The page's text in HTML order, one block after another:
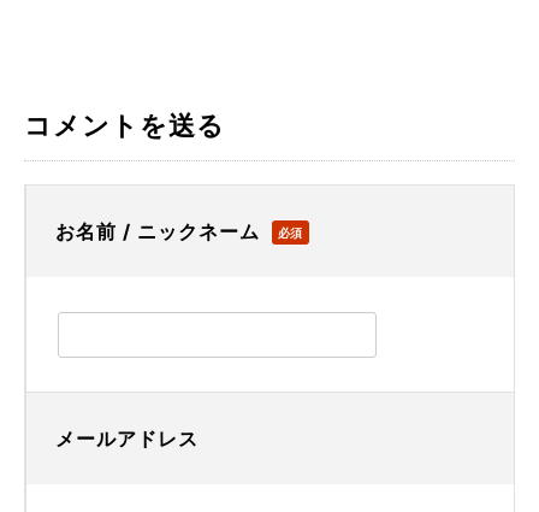
コメントを送る
お名前 / ニックネーム 必須
メールアドレス